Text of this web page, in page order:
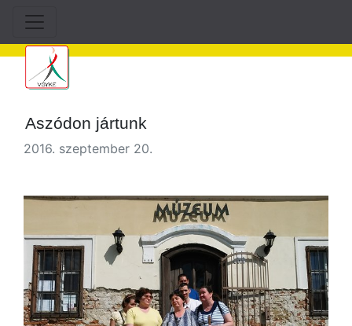
Aszódon jártunk
2016. szeptember 20.